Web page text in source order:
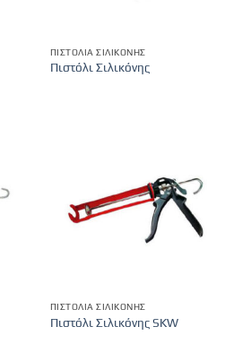
ΠΙΣΤΌΛΙΑ ΣΙΛΙΚΌΝΗΣ
Πιστόλι Σιλικόνης
ΠΙΣΤΌΛΙΑ ΣΙΛΙΚΌΝΗΣ
Πιστόλι Σιλικόνης SKW